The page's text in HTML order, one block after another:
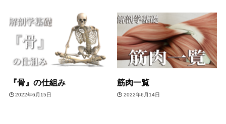
『骨』の仕組み
2022年6月15日
筋肉一覧
2022年6月14日